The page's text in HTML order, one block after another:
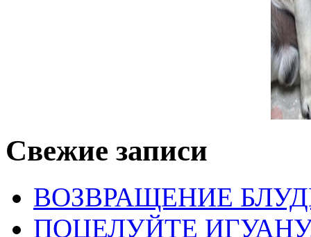
Свежие записи
ВОЗВРАЩЕНИЕ
ПОЦЕЛУЙТЕ